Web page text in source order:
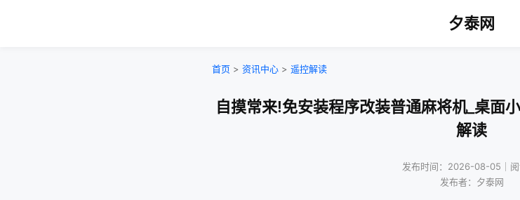
夕泰网
首页 > 资讯中心 > 遥控解读
自摸常来!免安装程序改装普通麻将机_桌面
解读
发布时间：2026-08-05｜阅
发布者：夕泰网